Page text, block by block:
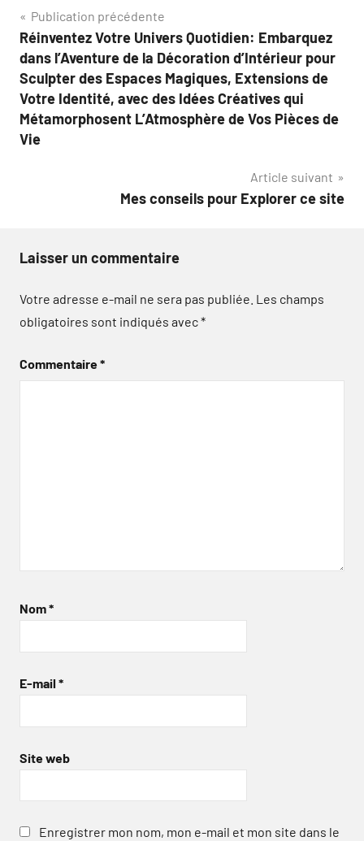
Navigation
de
l’article
Publication précédente
Réinventez Votre Univers Quotidien: Embarquez
dans l’Aventure de la Décoration d’Intérieur pour
Sculpter des Espaces Magiques, Extensions de
Votre Identité, avec des Idées Créatives qui
Métamorphosent L’Atmosphère de Vos Pièces de
Vie
Article suivant
Mes conseils pour Explorer ce site
Laisser un commentaire
Votre adresse e-mail ne sera pas publiée. Les champs
obligatoires sont indiqués avec*
Commentaire*
Nom*
E-mail *
Site web
Enregistrer mon nom, mon e-mail et mon site dans le